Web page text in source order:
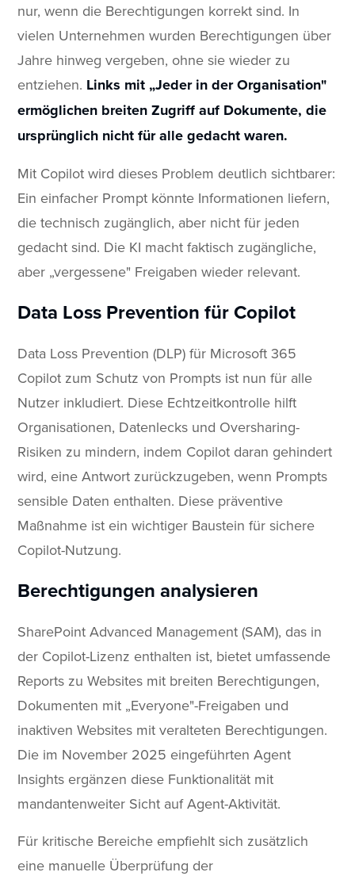
nur, wenn die Berechtigungen korrekt sind. In
vielen Unternehmen wurden Berechtigungen über
Jahre hinweg vergeben, ohne sie wieder zu
entziehen. Links mit „Jeder in der Organisation"
ermöglichen breiten Zugriff auf Dokumente, die
ursprünglich nicht für alle gedacht waren.
Mit Copilot wird dieses Problem deutlich sichtbarer:
Ein einfacher Prompt könnte Informationen liefern,
die technisch zugänglich, aber nicht für jeden
gedacht sind. Die KI macht faktisch zugängliche,
aber „vergessene" Freigaben wieder relevant.
Data Loss Prevention für Copilot
Data Loss Prevention (DLP) für Microsoft 365
Copilot zum Schutz von Prompts ist nun für alle
Nutzer inkludiert. Diese Echtzeitkontrolle hilft
Organisationen, Datenlecks und Oversharing-
Risiken zu mindern, indem Copilot daran gehindert
wird, eine Antwort zurückzugeben, wenn Prompts
sensible Daten enthalten. Diese präventive
Maßnahme ist ein wichtiger Baustein für sichere
Copilot-Nutzung.
Berechtigungen analysieren
SharePoint Advanced Management (SAM), das in
der Copilot-Lizenz enthalten ist, bietet umfassende
Reports zu Websites mit breiten Berechtigungen,
Dokumenten mit „Everyone"-Freigaben und
inaktiven Websites mit veralteten Berechtigungen.
Die im November 2025 eingeführten Agent
Insights ergänzen diese Funktionalität mit
mandantenweiter Sicht auf Agent-Aktivität.
Für kritische Bereiche empfiehlt sich zusätzlich
eine manuelle Überprüfung der